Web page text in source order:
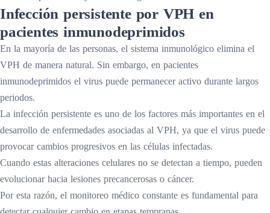
Infección persistente por VPH en
pacientes inmunodeprimidos
En la mayoría de las personas, el sistema inmunológico elimina el
VPH de manera natural. Sin embargo, en pacientes
inmunodeprimidos el virus puede permanecer activo durante largos
periodos.
La infección persistente es uno de los factores más importantes en el
desarrollo de enfermedades asociadas al VPH, ya que el virus puede
provocar cambios progresivos en las células infectadas.
Cuando estas alteraciones celulares no se detectan a tiempo, pueden
evolucionar hacia lesiones precancerosas o cáncer.
Por esta razón, el monitoreo médico constante es fundamental para